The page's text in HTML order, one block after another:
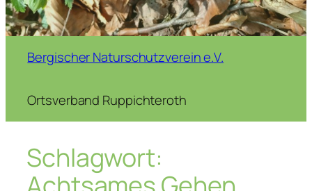
Bergischer Naturschutzverein e.V.
Ortsverband Ruppichteroth
Schlagwort: